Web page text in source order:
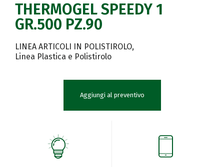
THERMOGEL SPEEDY 1
GR.500 PZ.90
LINEA ARTICOLI IN POLISTIROLO
Linea Plastica e Polistirolo
Aggiungi al preventivo